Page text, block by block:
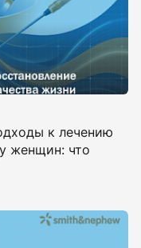
к лечению
женщин: что